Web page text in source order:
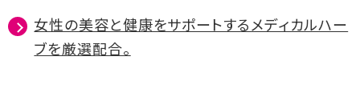
女性の美容と健康をサポートするメディカルハー
ブを厳選配合。